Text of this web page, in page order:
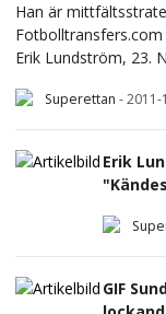
Han är
Erik Lundström, 23.
Superettan -2011-
Erik
GIF